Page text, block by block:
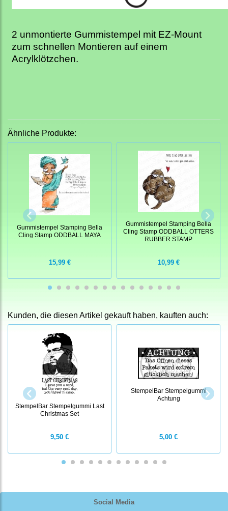
Social Media
2 unmontierte Gummistempel mit EZ-Mount
zum schnellen Montieren auf einem
Acrylklötzchen.
Ähnliche Produkte:
Gummistempel Stamping Bella
Cling Stamp ODDBALL MAYA
15,99 €
Gummistempel Stamping Bella
Cling Stamp ODDBALL OTTERS
RUBBER STAMP
10,99 €
Kunden, die diesen Artikel gekauft haben, kauften auch:
StempelBar Stempelgummi Last
Christmas Set
9,50 €
StempelBar Stempelgummi
Achtung
5,00 €